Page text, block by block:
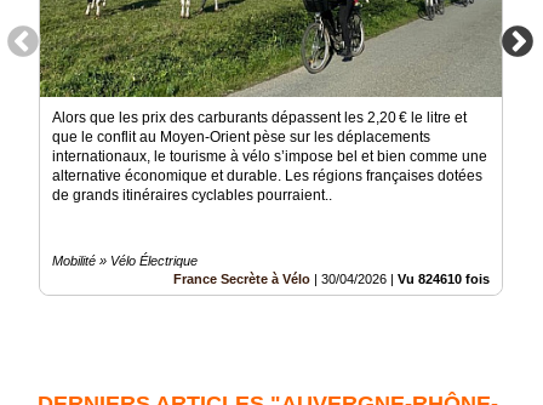
Alors que les prix des carburants dépassent les 2,20 € le litre et
que le conflit au Moyen-Orient pèse sur les déplacements
internationaux, le tourisme à vélo s’impose bel et bien comme une
alternative économique et durable. Les régions françaises dotées
de grands itinéraires cyclables pourraient..
Mobilité » Vélo Électrique
France Secrète à Vélo
30/04/2026 Vu 824610 fois